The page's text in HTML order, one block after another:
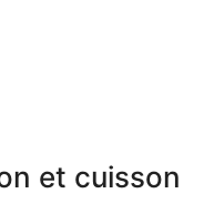
et cuisson